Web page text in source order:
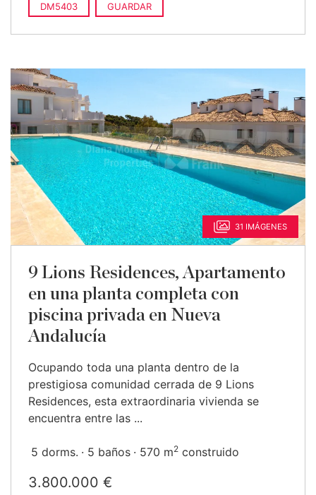
DM5403 GUARDAR
31 IMÁGENES
9 Lions Residences, Apartamento
en una planta completa con
piscina privada en Nueva
Andalucía
Ocupando toda una planta dentro de la
prestigiosa comunidad cerrada de 9 Lions
Residences, esta extraordinaria vivienda se
encuentra entre las ...
5 dorms. 5 baños 570 m2 construido
3.800.000 €